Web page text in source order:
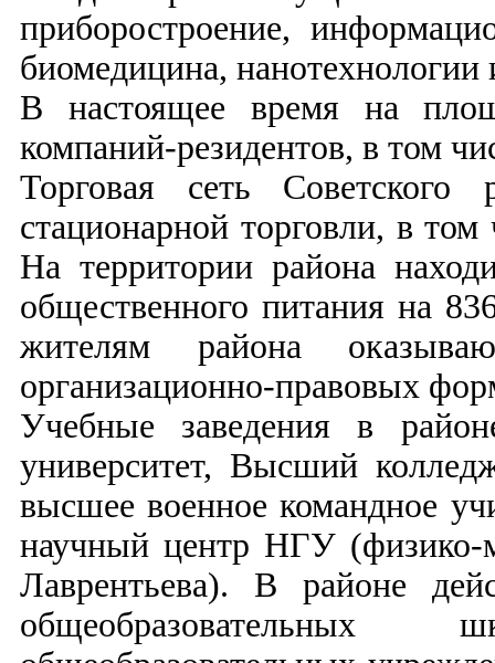
приборостроение,
биомедицина,
В настоящее время на
компаний-резидентов, в том
Торговая сеть Советского
стационарной торговли, в
На территории района
общественного питания на
жителям района
организационно-правовых
Учебные заведения в
университет, Высший
высшее военное командное
научный центр НГУ (физико-
Лаврентьева). В районе